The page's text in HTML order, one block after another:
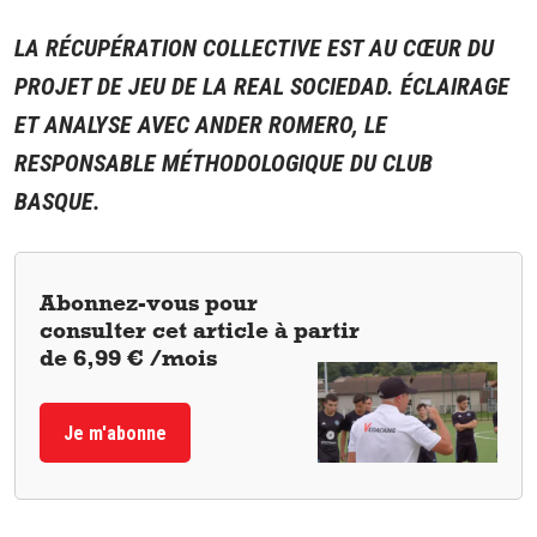
LA RÉCUPÉRATION COLLECTIVE EST AU CŒUR DU
PROJET DE JEU DE LA REAL SOCIEDAD. ÉCLAIRAGE
ET ANALYSE AVEC ANDER ROMERO, LE
RESPONSABLE MÉTHODOLOGIQUE DU CLUB
BASQUE.
Abonnez-vous pour
consulter cet article à partir
de 6,99 € /mois
Je m'abonne